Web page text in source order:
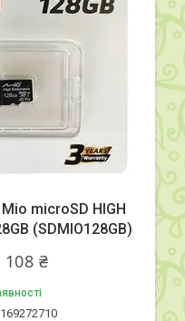
microSD HIGH
(SDMIO128GB)
108 ₴
169272710